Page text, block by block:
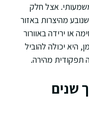
אצל חלק
מהיצרות באזור
או ירידה באוורור
היא יכולה להוביל
תפקודית מהירה.
שנים